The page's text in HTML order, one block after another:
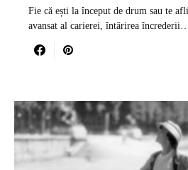
Fie că ești la început de drum sau te
avansat al carierei, întărirea